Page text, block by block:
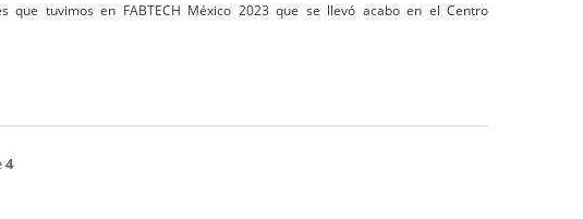
que tuvimos en FABTECH México 2023 que se llevó acabo en el Centro
4